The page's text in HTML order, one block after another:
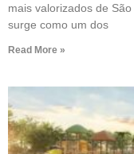
mais valorizados de
surge como um dos
Read More »